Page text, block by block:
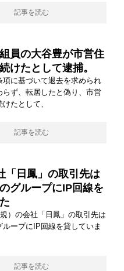
記事を読む
員の大谷豊が市営住
けたとして逮捕。
項に基づいて退去を求められ
らず、転居したと偽り、市営
たとして、
記事を読む
「日鳳」の取引先は
グループにIP回線を
）の会社「日鳳」の取引先は
ループにIP回線を貸していま
記事を読む